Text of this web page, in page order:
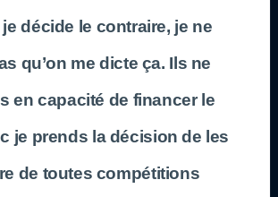
je décide le contraire, je ne
qu’on me dicte ça. Ils ne
en capacité de financer le
je prends la décision de les
de toutes compétitions